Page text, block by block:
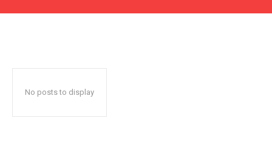
No posts to display